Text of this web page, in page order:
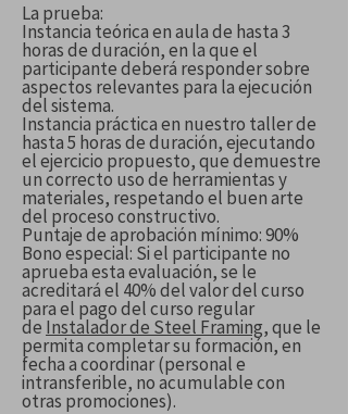
La prueba:
Instancia teórica en aula de hasta 3
horas de duración, en la que el
participante deberá responder sobre
aspectos relevantes para la ejecución
del sistema.
Instancia práctica en nuestro taller de
hasta 5 horas de duración, ejecutando
el ejercicio propuesto, que demuestre
un correcto uso de herramientas y
materiales, respetando el buen arte
del proceso constructivo.
Puntaje de aprobación mínimo: 90%
Bono especial: Si el participante no
aprueba esta evaluación, se le
acreditará el 40% del valor del curso
para el pago del curso regular
de Instalador de Steel Framing, que le
permita completar su formación, en
fecha a coordinar (personal e
intransferible, no acumulable con
otras promociones).